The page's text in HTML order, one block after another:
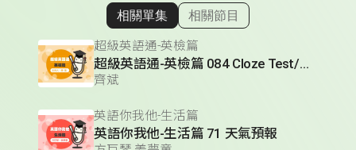
顯示相關單集
相關單集 相關節目
超級英語通-英檢篇
超級英語通-英檢篇 084 Cloze Test/段落填空-14
齊斌
英語你我他-生活篇
英語你我他-生活篇 71 天氣預報